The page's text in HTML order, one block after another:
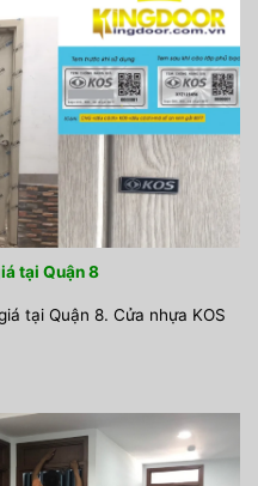
tại Quận 8
tại Quận 8. Cửa nhựa KOS